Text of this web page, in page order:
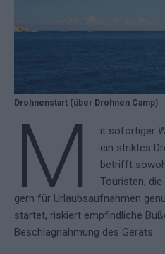
Drohnenstart (über Drohnen Camp)
M
it sofortiger
ein striktes
betrifft
Touristen,
gern für Urlaubsaufnahmen
startet, riskiert empfindliche
Beschlagnahmung des Geräts.